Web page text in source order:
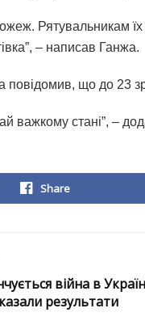
Рятувальникам
– написав Ганжа.
повідомив, що до 23
важкому стані”, –
Share
війна в
результати